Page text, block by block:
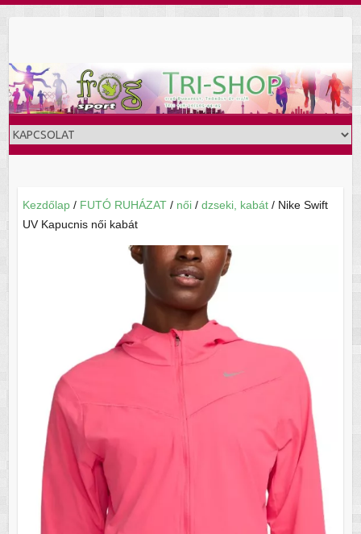
Kezdőlap/ FUTÓ RUHÁZAT/ női/ dzseki, kabát/ Nike Swift
UV Kapucnis női kabát